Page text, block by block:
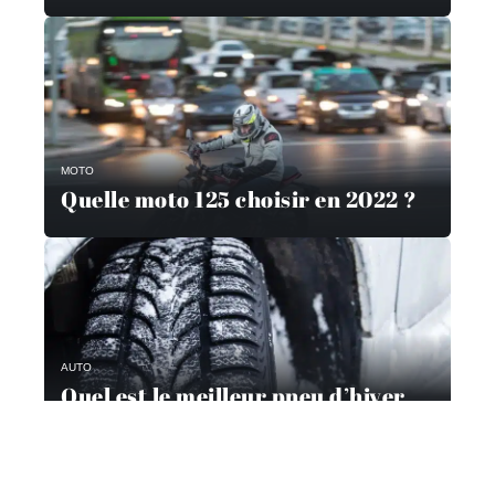
MOTO
Quelle moto 125 choisir en 2022 ?
AUTO
Quel est le meilleur pneu d’hiver